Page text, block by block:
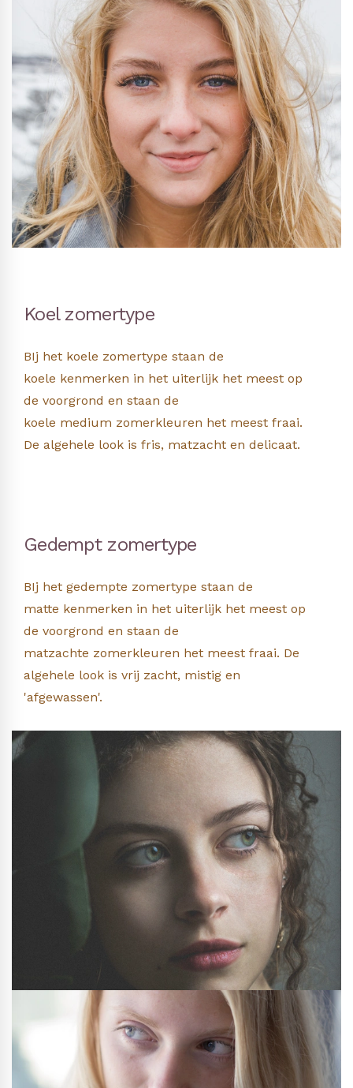
Koel zomertype
BIj het koele zomertype staan de
koele kenmerken in het uiterlijk het meest op
de voorgrond en staan de
koele medium zomerkleuren het meest fraai.
De algehele look is fris, matzacht en delicaat.
Gedempt zomertype
BIj het gedempte zomertype staan de
matte kenmerken in het uiterlijk het meest op
de voorgrond en staan de
matzachte zomerkleuren het meest fraai. De
algehele look is vrij zacht, mistig en
'afgewassen'.